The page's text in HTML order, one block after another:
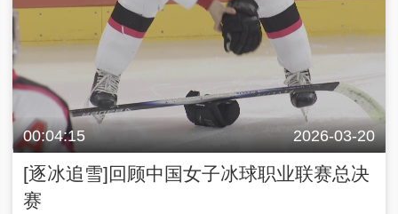
00:04:15 2026-03-20
[逐冰追雪]回顾中国女子冰球职业联赛总决
赛